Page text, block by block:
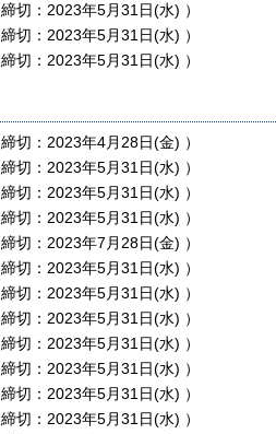
締切：2023年5月31日(水)
締切：2023年5月31日(水)
締切：2023年5月31日(水)
締切：2023年4月28日(金)
締切：2023年5月31日(水)
締切：2023年5月31日(水)
締切：2023年5月31日(水)
締切：2023年7月28日(金)
締切：2023年5月31日(水)
締切：2023年5月31日(水)
締切：2023年5月31日(水)
締切：2023年5月31日(水)
締切：2023年5月31日(水)
締切：2023年5月31日(水)
締切：2023年5月31日(水)